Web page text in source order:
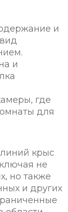
и
и
где
для
крыс
не
но также
и других